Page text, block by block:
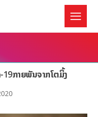
ກາຍພັນຈາກໂຕມິ້ງ